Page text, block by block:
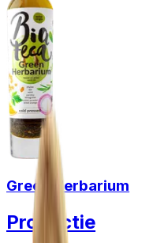
Green Herbarium
Productie